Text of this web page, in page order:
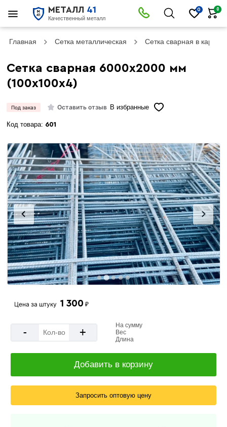
МЕТАЛЛ 41
Качественный металл
0 0
Главная Сетка металлическая Сетка сварная в картах
Сетка сварная 6000х2000 мм
(100х100х4)
Под заказ Оставить отзыв В избранные
Код товара: 601
Цена за штуку 1 300 ₽
- +
На сумму
Вес
Длина
Добавить в корзину
Запросить оптовую цену